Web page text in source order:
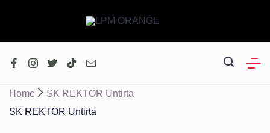
content
Home
SK REKTOR Untirta
SK REKTOR Untirta